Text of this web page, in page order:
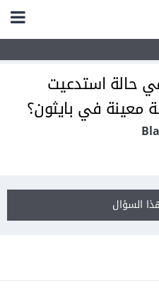
حالة استدعيت
معينة في بايثون؟
السؤال